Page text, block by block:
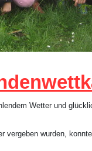
Wetter und
vergeben wurden,